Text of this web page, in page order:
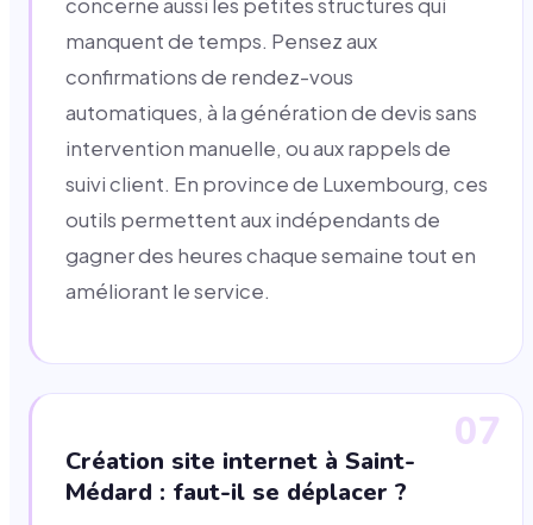
concerne aussi les petites structures qui
manquent de temps. Pensez aux
confirmations de rendez-vous
automatiques, à la génération de devis sans
intervention manuelle, ou aux rappels de
suivi client. En province de Luxembourg, ces
outils permettent aux indépendants de
gagner des heures chaque semaine tout en
améliorant le service.
07
Création site internet à Saint-
Médard : faut-il se déplacer ?